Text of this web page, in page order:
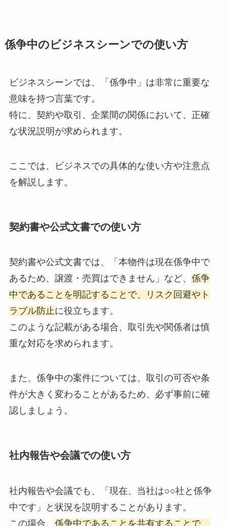
係争中のビジネスシーンでの使い方
ビジネスシーンでは、「係争中」は非常に重要な
意味を持つ言葉です。
特に、契約や取引、企業間の関係において、正確
な状況説明が求められます。
ここでは、ビジネスでの具体的な使い方や注意点
を解説します。
契約書や公式文書での使い方
契約書や公式文書では、「本物件は現在係争中で
あるため、譲渡・売買はできません」など、 係争
中であることを明記することで、リスク回避やト
ラブル防止に役立ちます。
このような記載がある場合、取引先や関係者は慎
重な対応を求められます。
また、係争中の案件については、取引の可否や条
件が大きく変わることがあるため、必ず事前に確
認しましょう。
社内報告や会議での使い方
社内報告や会議でも、「現在、当社は○○社と係争
中です」と状況を説明することがあります。
この場合、 係争中であることを共有することで、